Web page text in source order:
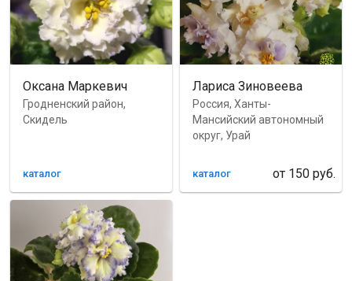
Оксана Маркевич
Гродненский район,
Скидель
каталог
Лариса Зиновеева
Россия, Ханты-
Мансийский автономный
округ, Урай
каталог от 150 руб.